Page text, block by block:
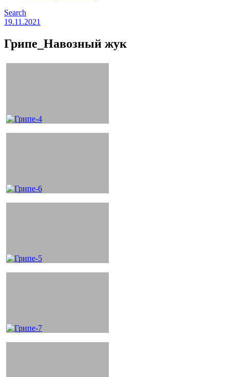
Search
19.11.2021
Грипе_Навозный жук